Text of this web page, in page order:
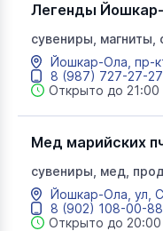
Легенды
сувениры, магниты,
Йошкар-Ола, пр-
8 (987) 727-27-27
Открыто до 21:00
Мед марийских
сувениры, мед,
мармелад,
Йошкар-Ола, ул,
8 (902) 108-00-88
Открыто до 20:00